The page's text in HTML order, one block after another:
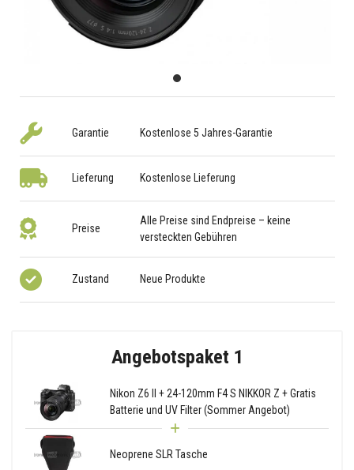
Garantie Kostenlose 5 Jahres-Garantie
Lieferung Kostenlose Lieferung
Preise
Alle Preise sind Endpreise – keine
versteckten Gebühren
Zustand Neue Produkte
Angebotspaket 1
Nikon Z6 II + 24-120mm F4 S NIKKOR Z + Gratis
Batterie und UV Filter (Sommer Angebot)
Neoprene SLR Tasche